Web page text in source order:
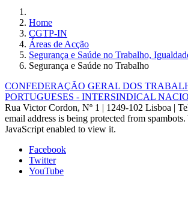
Home
CGTP-IN
Áreas de Acção
Segurança e Saúde no Trabalho,
Segurança e Saúde no Trabalho
CONFEDERAÇÃO GERAL DOS
PORTUGUESES - INTERSINDICAL
Rua Victor Cordon, Nº 1 | 1249-102 Lisboa |
email address is being protected from spambots.
JavaScript enabled to view it.
Facebook
Twitter
YouTube